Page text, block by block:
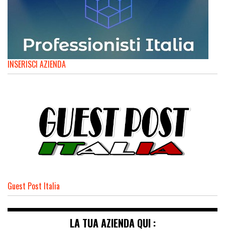
INSERISCI AZIENDA
Guest Post Italia
LA TUA AZIENDA QUI :